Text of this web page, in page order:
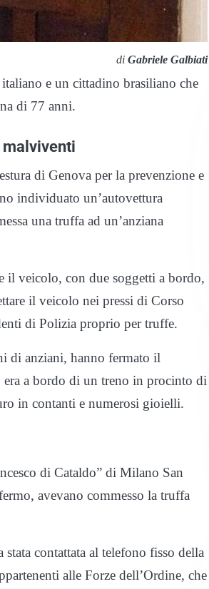
diGabriele Galbiati
e un cittadino brasiliano che
di 77 anni.
malviventi
di Genova per la prevenzione e
individuato un’autovettura
una truffa ad un’anziana
il veicolo, con due soggetti a bordo,
il veicolo nei pressi di Corso
di Polizia proprio per truffe.
di anziani, hanno fermato il
a bordo di un treno in procinto di
in contanti e numerosi gioielli.
di Cataldo” di Milano San
avevano commesso la truffa
stata contattata al telefono fisso della
alle Forze dell’Ordine, che